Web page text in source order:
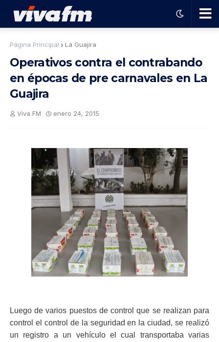
Ha
el
pro
gra
Página Principal La Guajira
Operativos contra el contrabando
en épocas de pre carnavales en La
Guajira
Viva FM enero 24, 2015
Luego de varios puestos de control que se realizan para
control el control de la seguridad en la ciudad, se realizó
un registro a un vehículo el cual transportaba varias